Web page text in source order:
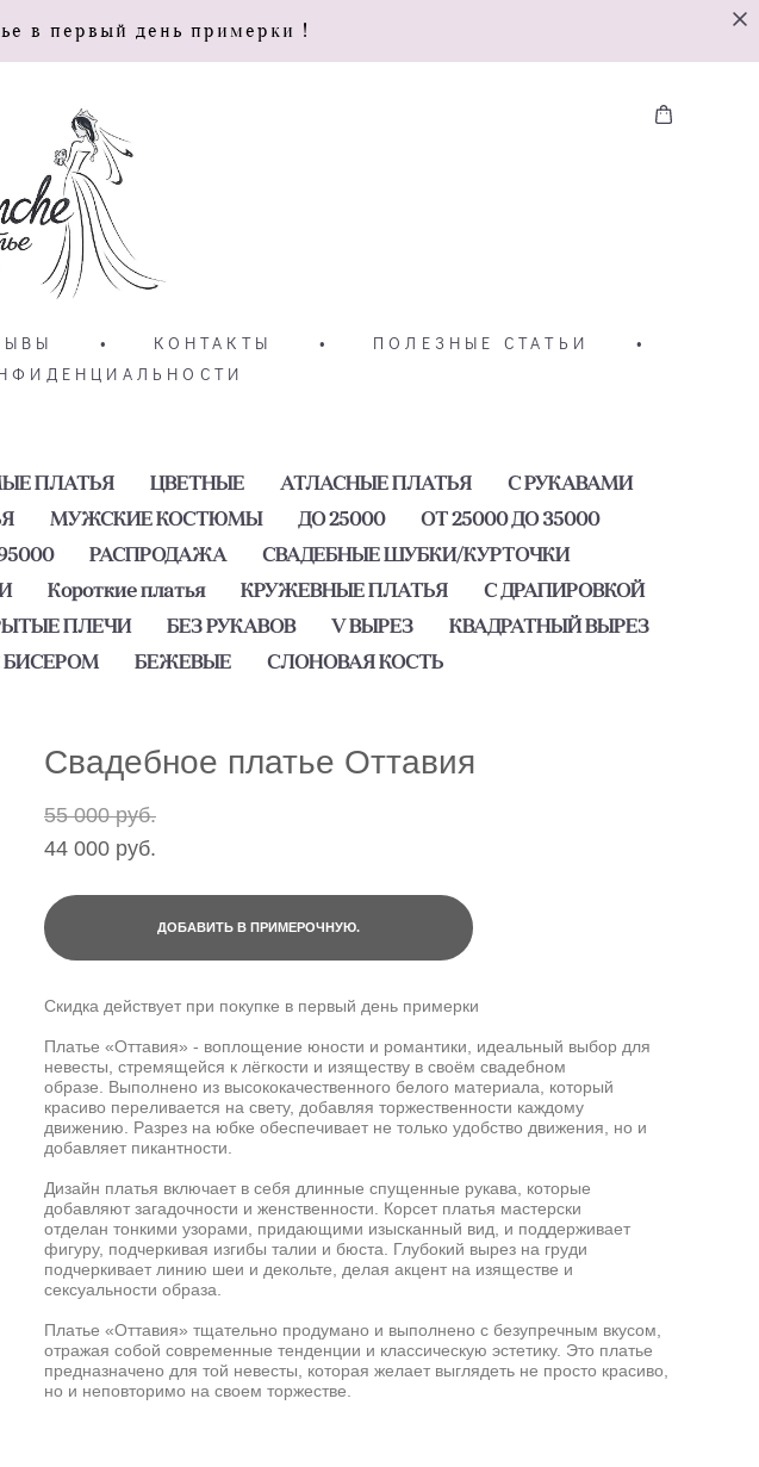
в первый день примерки !
• КОНТАКТЫ • ПОЛЕЗНЫЕ СТАТЬИ
•
ПЛАТЬЯ ЦВЕТНЫЕ АТЛАСНЫЕ ПЛАТЬЯ
С РУКАВАМИ
МУЖСКИЕ КОСТЮМЫ ДО 25000
ОТ 25000 ДО 35000
РАСПРОДАЖА
СВАДЕБНЫЕ ШУБКИ/КУРТОЧКИ
Короткие платья КРУЖЕВНЫЕ ПЛАТЬЯ
С ДРАПИРОВКОЙ
ПЛЕЧИ БЕЗ РУКАВОВ V ВЫРЕЗ
КВАДРАТНЫЙ ВЫРЕЗ
БИСЕРОМ БЕЖЕВЫЕ СЛОНОВАЯ КОСТЬ
Свадебное платье Оттавия
55 000 pуб.
44 000 pуб.
ДОБАВИТЬ В ПРИМЕРОЧНУЮ.
Скидка действует при покупке в первый день примерки
Платье «Оттавия» - воплощение юности и романтики, идеальный выбор для
невесты, стремящейся к лёгкости и изяществу в своём свадебном
образе. Выполнено из высококачественного белого материала, который
красиво переливается на свету, добавляя торжественности каждому
движению. Разрез на юбке обеспечивает не только удобство движения, но и
добавляет пикантности.
Дизайн платья включает в себя длинные спущенные рукава, которые
добавляют загадочности и женственности. Корсет платья мастерски
отделан тонкими узорами, придающими изысканный вид, и поддерживает
фигуру, подчеркивая изгибы талии и бюста. Глубокий вырез на груди
подчеркивает линию шеи и декольте, делая акцент на изяществе и
сексуальности образа.
Платье «Оттавия» тщательно продумано и выполнено с безупречным вкусом,
отражая собой современные тенденции и классическую эстетику. Это платье
предназначено для той невесты, которая желает выглядеть не просто красиво,
но и неповторимо на своем торжестве.